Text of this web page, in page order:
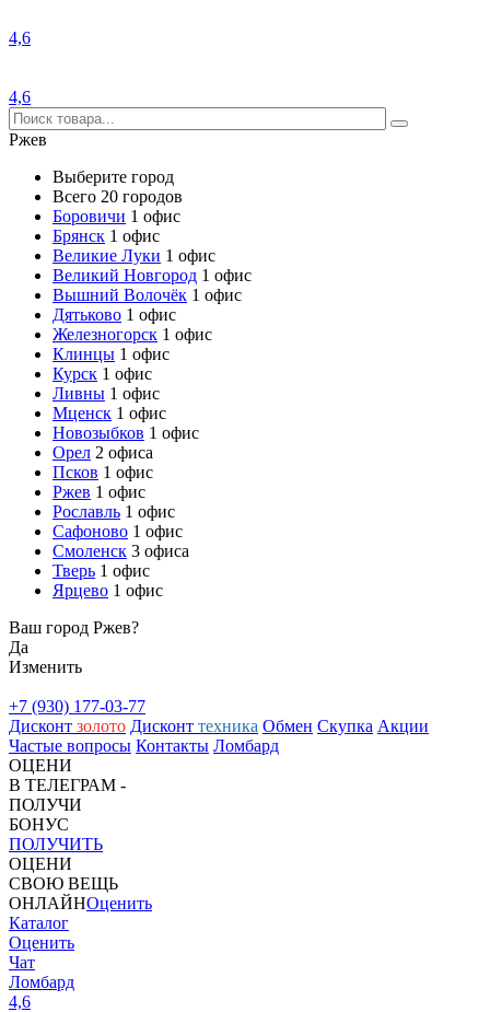
4,6
4,6
Ржев
Выберите город
Всего 20 городов
Боровичи 1 офис
Брянск 1 офис
Великие Луки 1 офис
Великий Новгород 1 офис
Вышний Волочёк 1 офис
Дятьково 1 офис
Железногорск 1 офис
Клинцы 1 офис
Курск 1 офис
Ливны 1 офис
Мценск 1 офис
Новозыбков 1 офис
Орел 2 офиса
Псков 1 офис
Ржев 1 офис
Рославль 1 офис
Сафоново 1 офис
Смоленск 3 офиса
Тверь 1 офис
Ярцево 1 офис
Ваш город Ржев?
Да
Изменить
+7 (930) 177-03-77
Дисконт золото Дисконт техника Обмен Скупка Акции
Частые вопросы Контакты Ломбард
ОЦЕНИ
В ТЕЛЕГРАМ -
ПОЛУЧИ
БОНУС
ПОЛУЧИТЬ
ОЦЕНИ
СВОЮ ВЕЩЬ
ОНЛАЙНОценить
Каталог
Оценить
Чат
Ломбард
4,6